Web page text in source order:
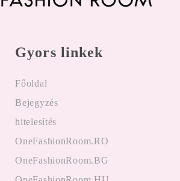
Gyors linkek
Főoldal
Bejegyzés
hitelesítés
OneFashionRoom.RO
OneFashionRoom.BG